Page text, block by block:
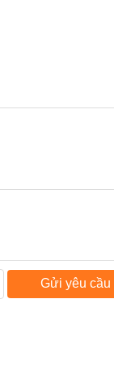
Gửi yêu cầu